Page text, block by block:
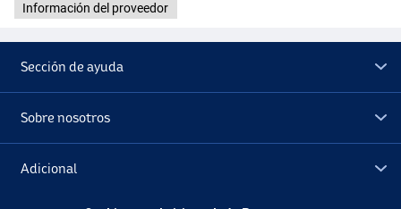
Información del proveedor
Sección de ayuda
Sobre nosotros
Adicional